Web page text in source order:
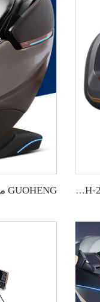
جهاز تدليك كهربائي ساخن للساقين والأقدام GH-224 مع اهتزازات، مؤقت، ووضع أوتوماتيكي